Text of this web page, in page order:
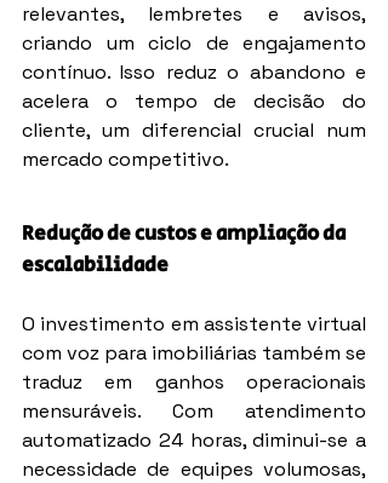
relevantes, lembretes e avisos,
criando um ciclo de engajamento
contínuo. Isso reduz o abandono e
acelera o tempo de decisão do
cliente, um diferencial crucial num
mercado competitivo.
Redução de custos e ampliação da
escalabilidade
O investimento em assistente virtual
com voz para imobiliárias também se
traduz em ganhos operacionais
mensuráveis. Com atendimento
automatizado 24 horas, diminui-se a
necessidade de equipes volumosas,